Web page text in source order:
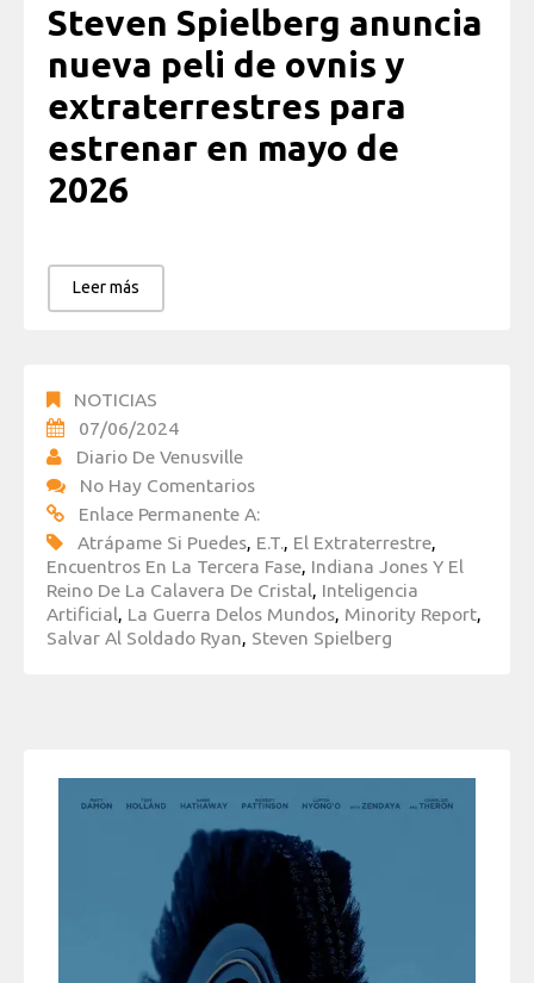
Steven Spielberg anuncia
nueva peli de ovnis y
extraterrestres para
estrenar en mayo de
2026
Leer más
NOTICIAS
07/06/2024
Diario De Venusville
No Hay Comentarios
Enlace Permanente A:
Atrápame Si Puedes, E.T., El Extraterrestre,
Encuentros En La Tercera Fase, Indiana Jones Y El
Reino De La Calavera De Cristal, Inteligencia
Artificial, La Guerra Delos Mundos, Minority Report,
Salvar Al Soldado Ryan, Steven Spielberg